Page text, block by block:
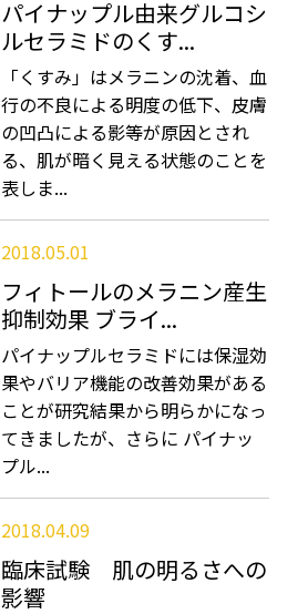
パイナップル由来グルコシ
ルセラミドのくす...
「くすみ」はメラニンの沈着、血
行の不良による明度の低下、皮膚
の凹凸による影等が原因とされ
る、肌が暗く見える状態のことを
表しま...
2018.05.01
フィトールのメラニン産生
抑制効果 ブライ...
パイナップルセラミドには保湿効
果やバリア機能の改善効果がある
ことが研究結果から明らかになっ
てきましたが、さらに パイナッ
プル...
2018.04.09
臨床試験 肌の明るさへの
影響